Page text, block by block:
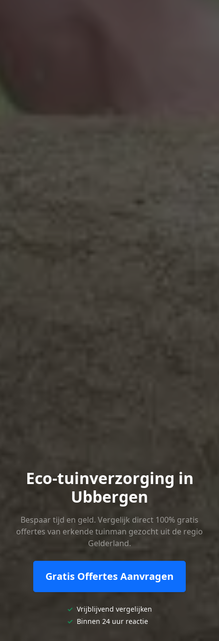
Eco-tuinverzorging in
Ubbergen
Bespaar tijd en geld. Vergelijk direct 100% gratis
offertes van erkende tuinman gezocht uit de regio
Gelderland.
Gratis Offertes Aanvragen
✓ Vrijblijvend vergelijken
✓ Binnen 24 uur reactie